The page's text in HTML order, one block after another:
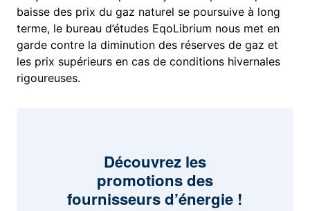
baisse des prix du gaz naturel se poursuive à long
terme, le bureau d’études EqoLibrium nous met en
garde contre la diminution des réserves de gaz et
les prix supérieurs en cas de conditions hivernales
rigoureuses.
Découvrez les
promotions des
fournisseurs d’énergie !